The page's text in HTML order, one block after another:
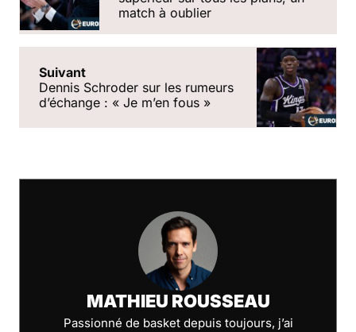
match à oublier
Suivant
Dennis Schroder sur les rumeurs
d’échange : « Je m’en fous »
MATHIEU ROUSSEAU
Passionné de basket depuis toujours, j’ai